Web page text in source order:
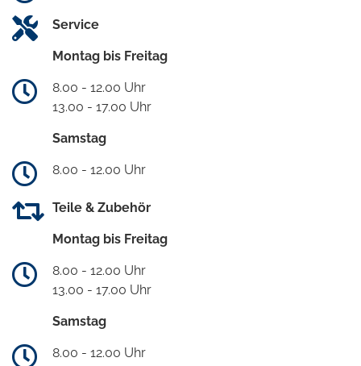
Service
Montag bis Freitag
8.00 - 12.00 Uhr
13.00 - 17.00 Uhr
Samstag
8.00 - 12.00 Uhr
Teile & Zubehör
Montag bis Freitag
8.00 - 12.00 Uhr
13.00 - 17.00 Uhr
Samstag
8.00 - 12.00 Uhr